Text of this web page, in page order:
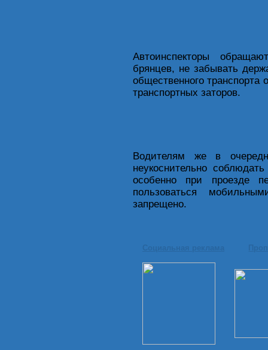
Автоинспекторы
брянцев, не забывать
общественного транспорта
транспортных заторов.
Водителям же в
неукоснительно
особенно при проезде
пользоваться
запрещено.